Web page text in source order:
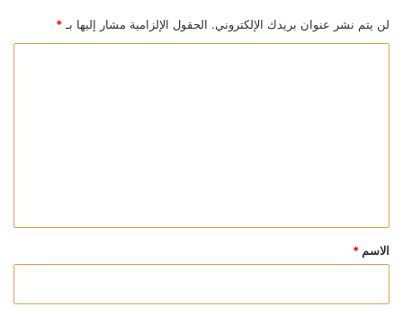
لن يتم نشر عنوان بريدك الإلكتروني. الحقول الإلزامية مشار إليها بـ *
*
الاسم *